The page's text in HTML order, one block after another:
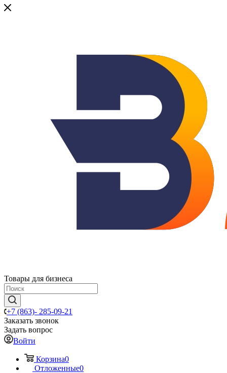
Товары для бизнеса
+7 (863)- 285-09-21
Заказать звонок
Задать вопрос
Войти
Корзина0
Отложенные0